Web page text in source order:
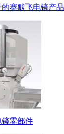
赛默飞电镜产品
镜零部件